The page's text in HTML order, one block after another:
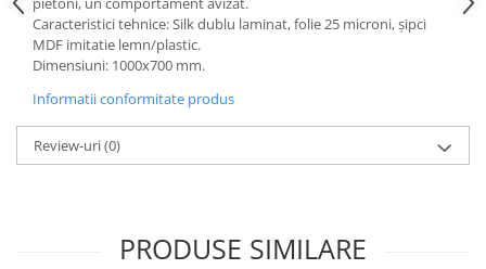
Accesorii
Panouri Afisare
Table magnetice din sticla
Caracteristici tehnice: Silk dublu laminat, folie 25 microni, şipci
MDF imitatie lemn/plastic.
Dimensiuni: 1000x700 mm.
Informatii conformitate produs
Review-uri(0)
PRODUSE SIMILARE